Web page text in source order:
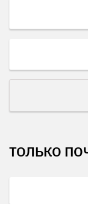
ТОЛЬКО